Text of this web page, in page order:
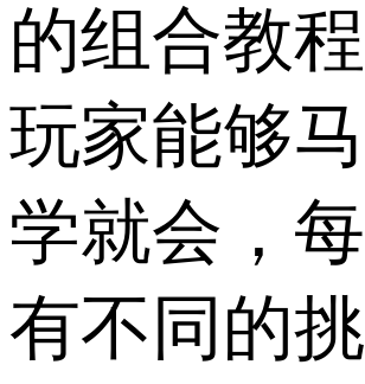
的组合教
玩家能够
学就会，
有不同的